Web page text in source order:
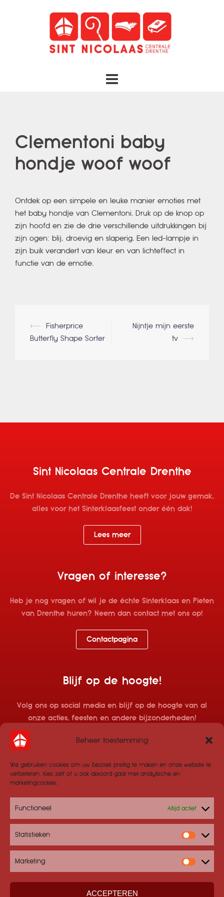
Beheer toestemming
We gebruiken cookies om uw bezoek prettig te maken en onze website te
verbeteren. Kies zelf of u ook akkoord gaat met analytische en
marketingcookies.
Functioneel Altijd actief
Statistieken
Marketing
ACCEPTEREN
Clementoni baby
hondje woof woof
Ontdek op een simpele en leuke manier emoties met
het baby hondje van Clementoni. Druk op de knop op
zijn hoofd en zie de drie verschillende uitdrukkingen bij
zijn ogen: blij, droevig en slaperig. Een led-lampje in
zijn buik verandert van kleur en van lichteffect in
functie van de emotie.
Berichtnavigatie
⟵
Fisherprice
Butterfly Shape Sorter
Nijntje mijn eerste
tv
⟶
Sint Nicolaas Centrale Drenthe
De Sint Nicolaas Centrale Drenthe heeft voor jouw gemak,
alles voor het Sinterklaasfeest onder één dak!
Lees meer
Vragen of interesse?
Heb je nog vragen of wil je de échte Sinterklaas en Pieten
van Drenthe huren? Neem dan contact met ons op!
Contactpagina
Blijf op de hoogte!
Volg ons op social media en blijf op de hoogte van al
onze acties, feesten en andere bijzonderheden!
Privacy- en cookieverklaring